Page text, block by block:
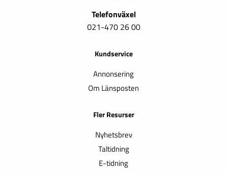
Telefonväxel
021-470 26 00
Kundservice
Annonsering
Om Länsposten
Fler Resurser
Nyhetsbrev
Taltidning
E-tidning